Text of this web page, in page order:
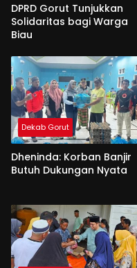
DPRD Gorut Tunjukkan
Solidaritas bagi Warga
Biau
Dekab Gorut
Dheninda: Korban Banjir
Butuh Dukungan Nyata